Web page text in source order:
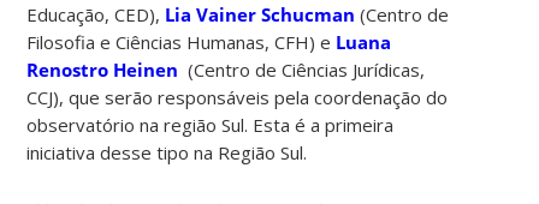
Educação, CED), Lia Vainer Schucman (Centro de
Filosofia e Ciências Humanas, CFH) e Luana
Renostro Heinen (Centro de Ciências Jurídicas,
CCJ), que serão responsáveis pela coordenação do
observatório na região Sul. Esta é a primeira
iniciativa desse tipo na Região Sul.